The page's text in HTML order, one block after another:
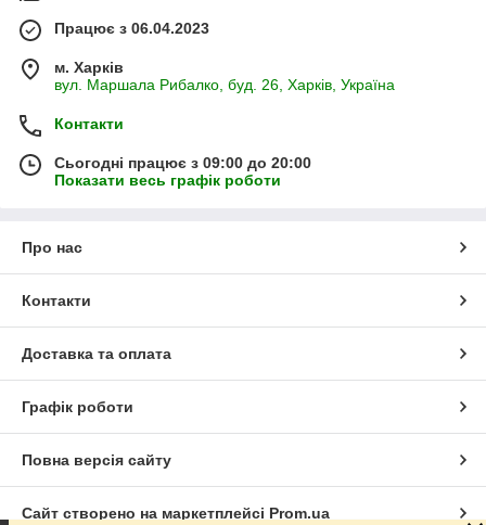
Працює з 06.04.2023
м. Харків
вул. Маршала Рибалко, буд. 26, Харків, Україна
Контакти
Сьогодні працює з 09:00 до 20:00
Показати весь графік роботи
Про нас
Контакти
Доставка та оплата
Графік роботи
Повна версія сайту
Сайт створено на маркетплейсі Prom.ua